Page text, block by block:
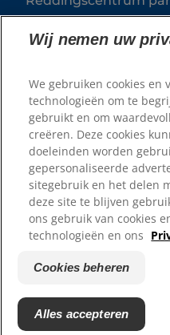
© 2025 Hill's Pet
B.V.
Tenzij specifiek
van het '™'
handelsmerken in
Juridisch & privacybeleid
Wij nemen uw
We gebruiken cookies en
technologieën om te
gebruikt en om
creëren. Deze cookies
doeleinden worden
gepersonaliseerde
sitegebruik en het delen
deze site te blijven
ons gebruik van cookies
technologieën en ons
Cookies beheren
Alles accepteren